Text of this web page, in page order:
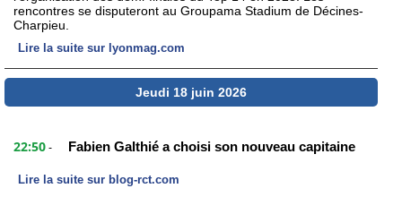
rencontres se disputeront au Groupama Stadium de Décines-
Charpieu.
Lire la suite sur lyonmag.com
Jeudi 18 juin 2026
22:50 - Fabien Galthié a choisi son nouveau capitaine
Lire la suite sur blog-rct.com